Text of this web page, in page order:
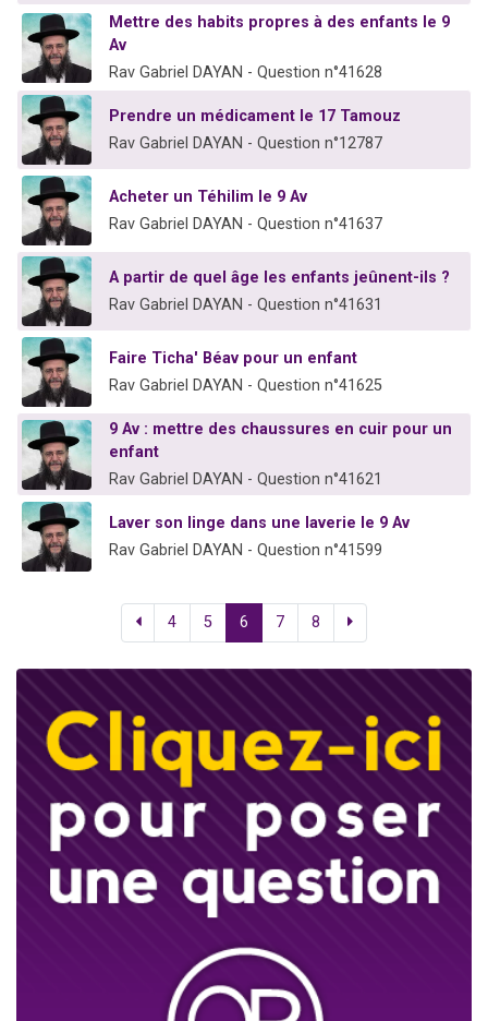
Mettre des habits propres à des enfants le 9
Av
Rav Gabriel DAYAN - Question n°41628
Prendre un médicament le 17 Tamouz
Rav Gabriel DAYAN - Question n°12787
Acheter un Téhilim le 9 Av
Rav Gabriel DAYAN - Question n°41637
A partir de quel âge les enfants jeûnent-ils ?
Rav Gabriel DAYAN - Question n°41631
Faire Ticha' Béav pour un enfant
Rav Gabriel DAYAN - Question n°41625
9 Av : mettre des chaussures en cuir pour un
enfant
Rav Gabriel DAYAN - Question n°41621
Laver son linge dans une laverie le 9 Av
Rav Gabriel DAYAN - Question n°41599
4 5 6 7 8